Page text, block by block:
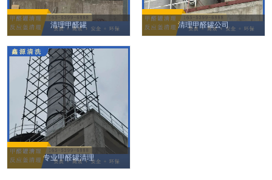
清理甲醛罐 清理甲醛罐公司
专业甲醛罐清理